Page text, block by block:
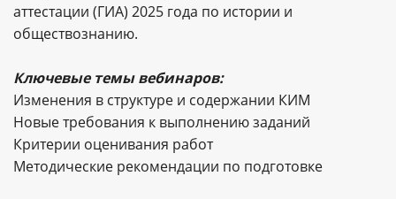
аттестации (ГИА) 2025 года по истории и
обществознанию.
Ключевые темы вебинаров:
Изменения в структуре и содержании КИМ
Новые требования к выполнению заданий
Критерии оценивания работ
Методические рекомендации по подготовке